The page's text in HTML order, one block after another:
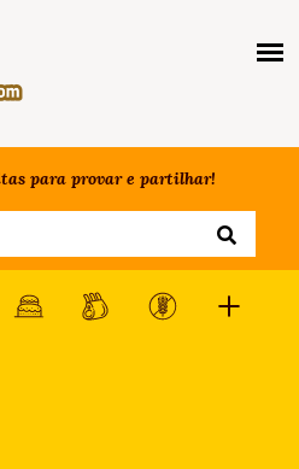
para provar e partilhar!